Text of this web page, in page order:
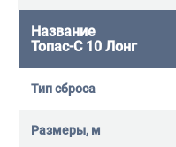
Топас-С 10 Лонг